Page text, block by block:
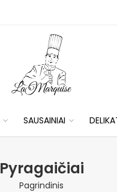
SAUSAINIAI
Pyragaičiai
Pagrindinis